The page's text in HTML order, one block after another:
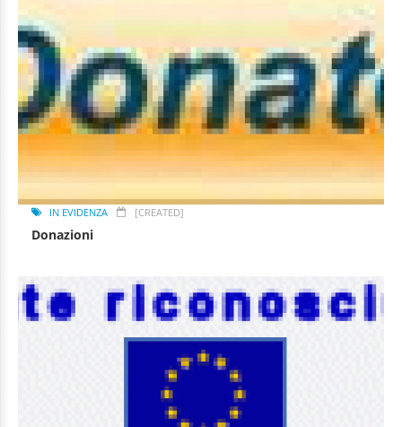
IN EVIDENZA [CREATED]
Donazioni